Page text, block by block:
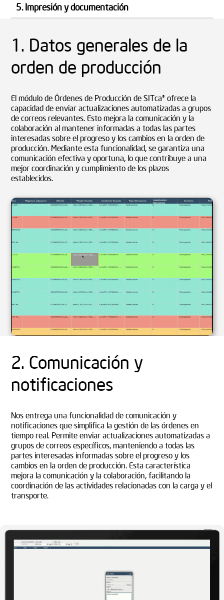
5. Impresión y documentación
1. Datos generales de la
orden de producción
El módulo de Órdenes de Producción de SITca® ofrece la
capacidad de enviar actualizaciones automatizadas a grupos
de correos relevantes. Esto mejora la comunicación y la
colaboración al mantener informadas a todas las partes
interesadas sobre el progreso y los cambios en la orden de
producción. Mediante esta funcionalidad, se garantiza una
comunicación efectiva y oportuna, lo que contribuye a una
mejor coordinación y cumplimiento de los plazos
establecidos.
2. Comunicación y
notificaciones
Nos entrega una funcionalidad de comunicación y
notificaciones que simplifica la gestión de las órdenes en
tiempo real. Permite enviar actualizaciones automatizadas a
grupos de correos específicos, manteniendo a todas las
partes interesadas informadas sobre el progreso y los
cambios en la orden de producción. Esta característica
mejora la comunicación y la colaboración, facilitando la
coordinación de las actividades relacionadas con la carga y el
transporte.